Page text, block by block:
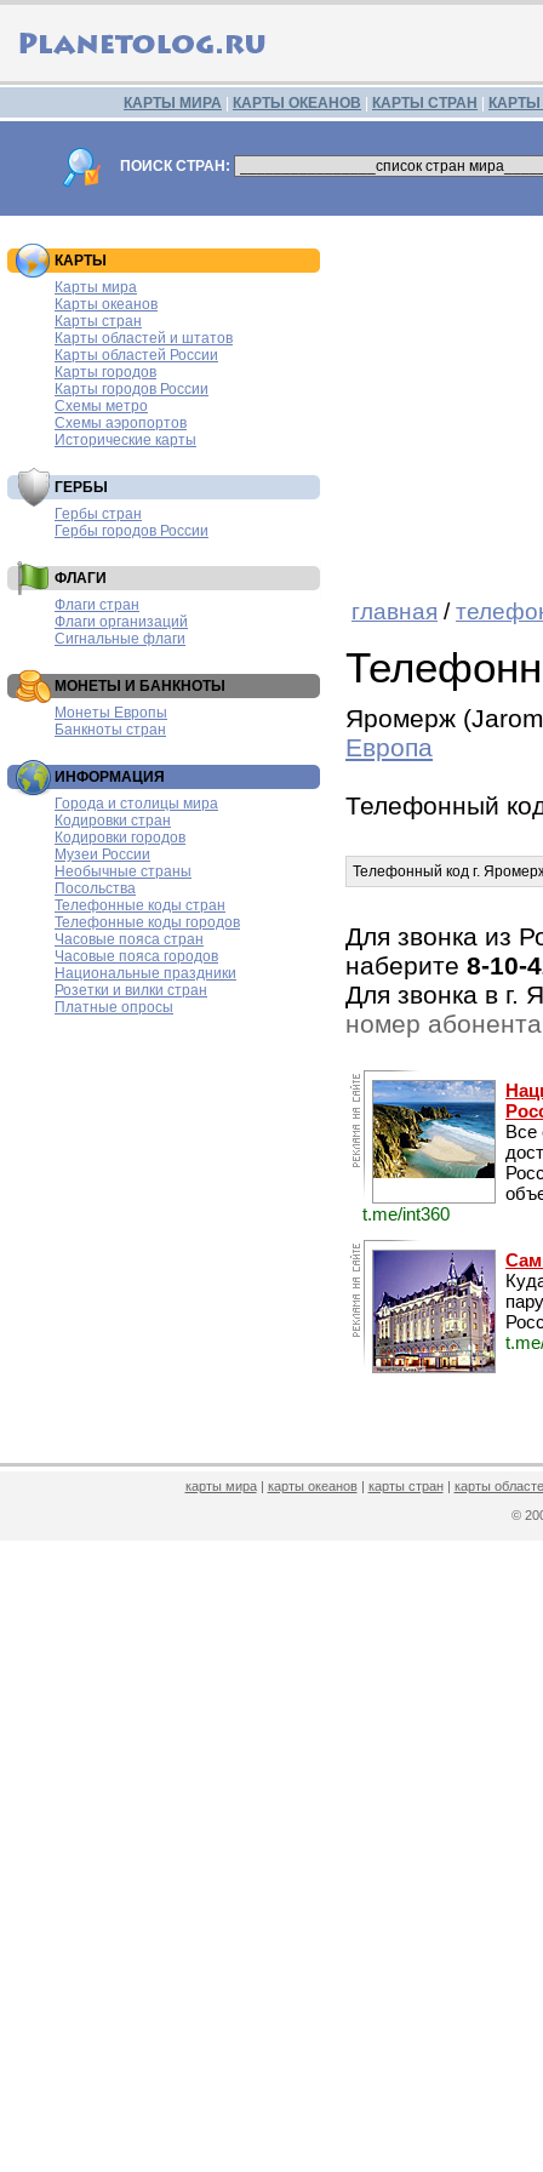
КАРТЫ МИРА КАРТЫ ОКЕАНОВ КАРТЫ СТРАН
ПОИСК СТРАН:
КАРТЫ
Карты мира
Карты океанов
Карты стран
Карты областей и штатов
Карты областей России
Карты городов
Карты городов России
Схемы метро
Схемы аэропортов
Исторические карты
ГЕРБЫ
Гербы стран
Гербы городов России
ФЛАГИ
Флаги стран
Флаги организаций
Сигнальные флаги
МОНЕТЫ И БАНКНОТЫ
Монеты Европы
Банкноты стран
ИНФОРМАЦИЯ
Города и столицы мира
Кодировки стран
Кодировки городов
Музеи России
Необычные страны
Посольства
Телефонные коды стран
Телефонные коды городов
Часовые пояса стран
Часовые пояса городов
Национальные праздники
Розетки и вилки стран
Платные опросы
главная /
Яромерж
Европа
Телефонный
Телефонный код г.
Для звонка из
наберите 8-10-
Для звонка в г.
номер абонента
Все
t.me/int360
карты мира| карты океанов| карты стран| карты
©